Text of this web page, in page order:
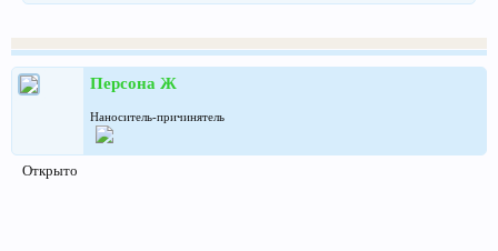
Персона Ж
Наноситель-причинятель
Открыто